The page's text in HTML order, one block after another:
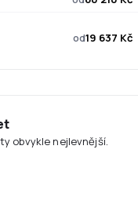
od19 637 Kč
obvykle nejlevnější.